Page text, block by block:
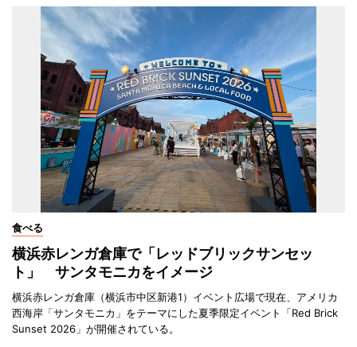
食べる
横浜赤レンガ倉庫で「レッドブリックサンセッ
ト」 サンタモニカをイメージ
横浜赤レンガ倉庫（横浜市中区新港1）イベント広場で現在、アメリカ
西海岸「サンタモニカ」をテーマにした夏季限定イベント「Red Brick
Sunset 2026」が開催されている。